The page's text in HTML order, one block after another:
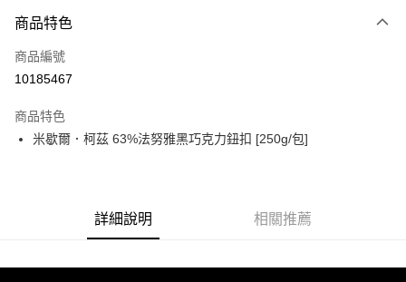
信用卡一次付款
LINE Pay
街口支付
商品特色
商品編號
10185467
商品特色
米歇爾．柯茲 63%法努雅黑巧克力鈕扣 [250g/包]
詳細說明 相關推薦